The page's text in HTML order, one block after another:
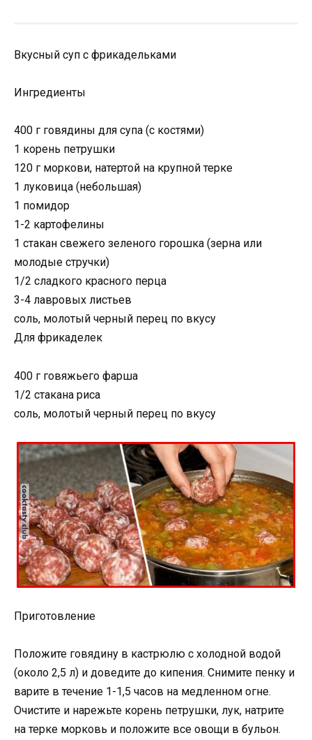
Вкусный суп с фрикадельками
Ингредиенты
400 г говядины для супа (с костями)
1 корень петрушки
120 г моркови, натертой на крупной терке
1 луковица (небольшая)
1 помидор
1-2 картофелины
1 стакан свежего зеленого горошка (зерна или
молодые стручки)
1/2 сладкого красного перца
3-4 лавровых листьев
соль, молотый черный перец по вкусу
Для фрикаделек
400 г говяжьего фарша
1/2 стакана риса
соль, молотый черный перец по вкусу
Приготовление
Положите говядину в кастрюлю с холодной водой
(около 2,5 л) и доведите до кипения. Снимите пенку и
варите в течение 1-1,5 часов на медленном огне.
Очистите и нарежьте корень петрушки, лук, натрите
на терке морковь и положите все овощи в бульон.